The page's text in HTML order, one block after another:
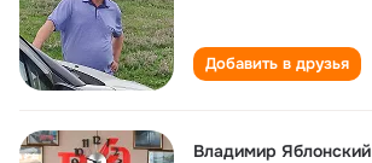
Добавить в друзья
Владимир Яблонский